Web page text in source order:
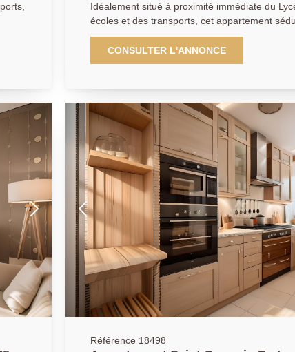
Idéalement situé à proximité immédiate du
écoles et des transports, cet appartement
optimisée, son excellent état et sa rénovation
lumineux, il bénéficie d'une agréable exposition sud-
d'une résidence de standing, en rez-de-
un dressing, une salle de douche avec WC et
profiterez également d'un jardin privatif. Une place de parking en
sous-sol et une cave complètent ce bien.
CONSULTER L'ANNONCE
Référence 18498